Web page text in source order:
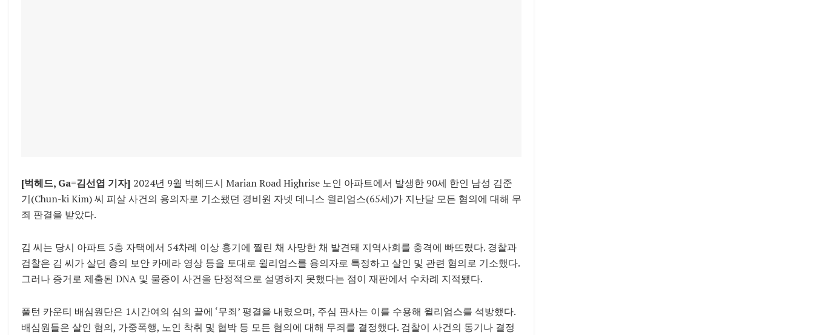
[벅헤드, Ga=김선엽 기자] 2024년 9월 벅헤드시 Marian Road Highrise 노인 아파트에서 발생한 90세 한인 남성 김준
기(Chun-ki Kim) 씨 피살 사건의 용의자로 기소됐던 경비원 자넷 데니스 윌리엄스(65세)가 지난달 모든 혐의에 대해 무
죄 판결을 받았다.
김 씨는 당시 아파트 5층 자택에서 54차례 이상 흉기에 찔린 채 사망한 채 발견돼 지역사회를 충격에 빠뜨렸다. 경찰과
검찰은 김 씨가 살던 층의 보안 카메라 영상 등을 토대로 윌리엄스를 용의자로 특정하고 살인 및 관련 혐의로 기소했다.
그러나 증거로 제출된 DNA 및 물증이 사건을 단정적으로 설명하지 못했다는 점이 재판에서 수차례 지적됐다.
풀턴 카운티 배심원단은 1시간여의 심의 끝에 ‘무죄’ 평결을 내렸으며, 주심 판사는 이를 수용해 윌리엄스를 석방했다.
배심원들은 살인 혐의, 가중폭행, 노인 착취 및 협박 등 모든 혐의에 대해 무죄를 결정했다. 검찰이 사건의 동기나 결정